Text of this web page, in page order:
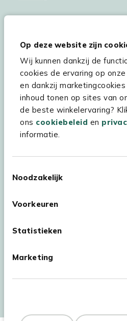
Op deze website zijn
Wij kunnen dankzij de
cookies de ervaring op
en dankzij
inhoud tonen op sites van
de beste winkelervaring?
ons cookiebeleid en
informatie.
Noodzakelijk
Voorkeuren
Statistieken
Marketing
Hulp & service
Assortiment
Kees Smit Tuinmeubelen
Experience Stores XXL